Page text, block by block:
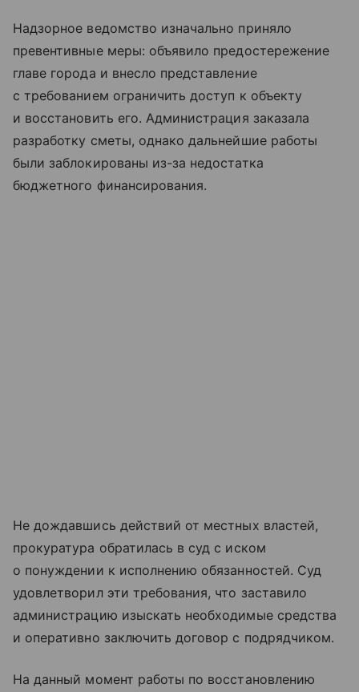
Надзорное ведомство изначально приняло
превентивные меры: объявило предостережение
главе города и внесло представление
с требованием ограничить доступ к объекту
и восстановить его. Администрация заказала
разработку сметы, однако дальнейшие работы
были заблокированы из-за недостатка
бюджетного финансирования.
Не дождавшись действий от местных властей,
прокуратура обратилась в суд с иском
о понуждении к исполнению обязанностей. Суд
удовлетворил эти требования, что заставило
администрацию изыскать необходимые средства
и оперативно заключить договор с подрядчиком.
На данный момент работы по восстановлению